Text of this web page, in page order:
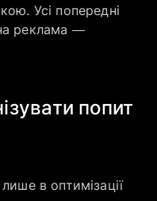
Усі попередні
реклама —
попит
в оптимізації